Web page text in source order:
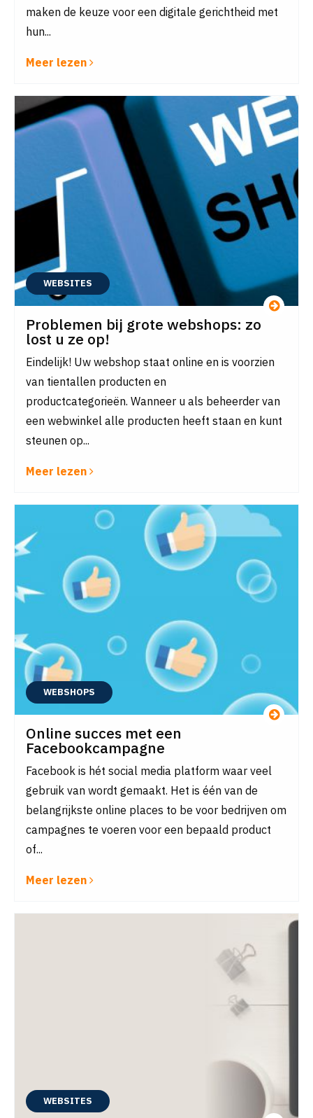
maken de keuze voor een digitale gerichtheid met
hun...
Meer lezen
WEBSITES
Problemen bij grote webshops: zo
lost u ze op!
Eindelijk! Uw webshop staat online en is voorzien
van tientallen producten en
productcategorieën. Wanneer u als beheerder van
een webwinkel alle producten heeft staan en kunt
steunen op...
Meer lezen
WEBSHOPS
Online succes met een
Facebookcampagne
Facebook is hét social media platform waar veel
gebruik van wordt gemaakt. Het is één van de
belangrijkste online places to be voor bedrijven om
campagnes te voeren voor een bepaald product
of...
Meer lezen
WEBSITES